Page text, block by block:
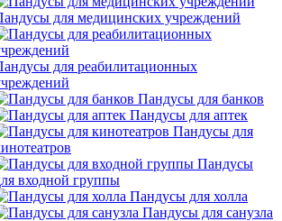
для медицинских учреждений
для реабилитационных
Пандусы для банков
Пандусы для аптек
Пандусы для
Пандусы
входной группы
Пандусы для холла
Пандусы для санузла